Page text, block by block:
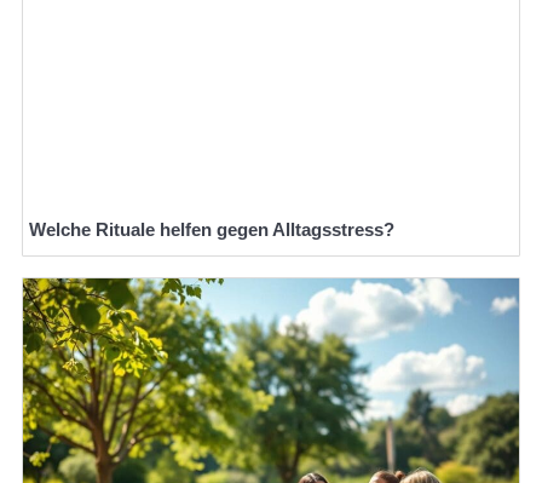
Welche Rituale helfen gegen Alltagsstress?